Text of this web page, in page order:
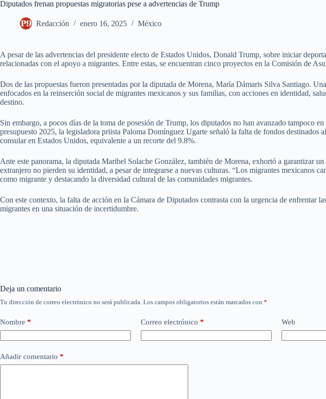
Diputados frenan propuestas migratorias pese a advertencias de Trump
Redacción enero 16, 2025 México
A pesar de las advertencias del presidente electo de Estados Unidos, Donald Trump, sobre iniciar
relacionadas con el apoyo a migrantes. Entre estas, se encuentran cinco proyectos en la Comisión de
Dos de las propuestas fueron presentadas por la diputada de Morena, María Dámaris Silva Santiago.
enfocados en la reinserción social de migrantes mexicanos y sus familias, con acciones en identidad,
destino.
Sin embargo, a pocos días de la toma de posesión de Trump, los diputados no han avanzado tampoco
presupuesto 2025, la legisladora priista Paloma Domínguez Ugarte señaló la falta de fondos
consular en Estados Unidos, equivalente a un recorte del 9.8%.
Ante este panorama, la diputada Maribel Solache González, también de Morena, exhortó a garantizar
extranjero no pierden su identidad, a pesar de integrarse a nuevas culturas. “Los migrantes mexicanos
como migrante y destacando la diversidad cultural de las comunidades migrantes.
Con este contexto, la falta de acción en la Cámara de Diputados contrasta con la urgencia de enfrentar
migrantes en una situación de incertidumbre.
Deja un comentario
Tu dirección de correo electrónico no será publicada. Los campos obligatorios están marcados con *
Nombre * Correo electrónico * Web
Añadir comentario *